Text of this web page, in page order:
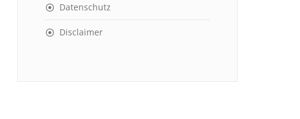
Datenschutz
Disclaimer